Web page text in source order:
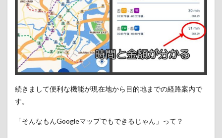
続きまして便利な機能が現在地から目的地までの経路案内で
す。
「そんなもんGoogleマップでもできるじゃん」って？